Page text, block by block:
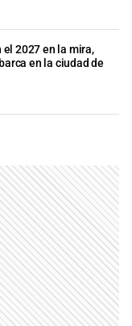
el 2027 en la mira,
en la ciudad de